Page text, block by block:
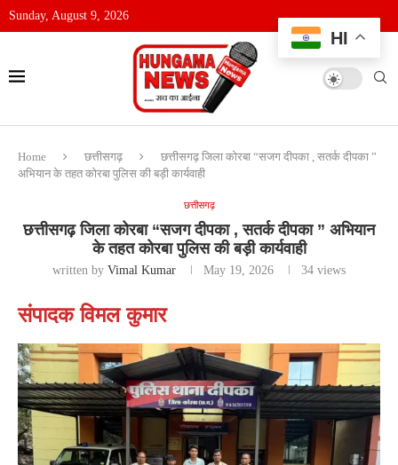
Sunday, August 9, 2026
Home छत्तीसगढ़
छत्तीसगढ़ जिला कोरबा “सजग दीपका , सतर्क दीपका ”
अभियान के तहत कोरबा पुलिस की बड़ी कार्यवाही
छत्तीसगढ़
छत्तीसगढ़ जिला कोरबा “सजग दीपका , सतर्क दीपका ” अभियान
के तहत कोरबा पुलिस की बड़ी कार्यवाही
written by Vimal Kumar May 19, 2026 34 views
संपादक विमल कुमार
HI